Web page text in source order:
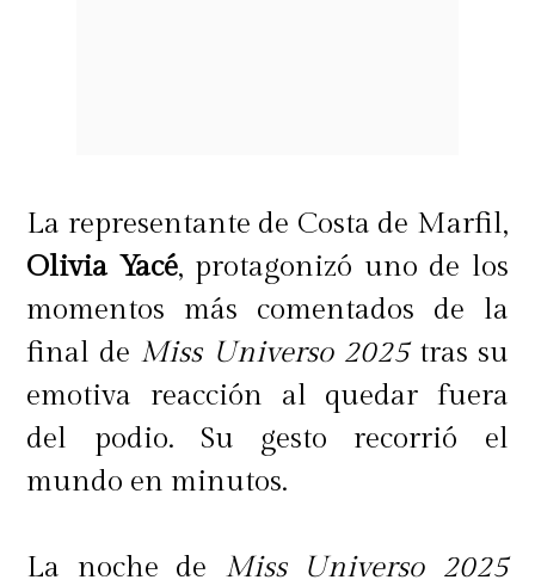
La representante de Costa de Marfil,
Olivia Yacé, protagonizó uno de los
momentos más comentados de la
final de Miss Universo 2025tras su
emotiva reacción al quedar fuera
del podio. Su gesto recorrió el
mundo en minutos.
La noche de Miss Universo 2025